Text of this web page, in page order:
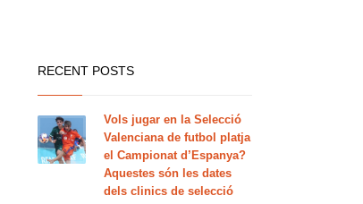
RECENT POSTS
Vols jugar en la Selecció
Valenciana de futbol platja
el Campionat d’Espanya?
Aquestes són les dates
dels clinics de selecció